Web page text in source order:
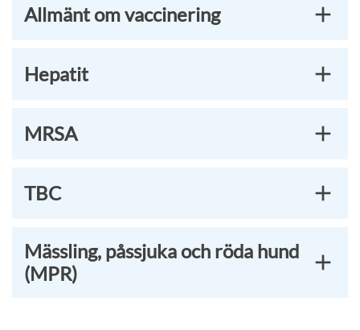
Allmänt om vaccinering
Hepatit
MRSA
TBC
Mässling, påssjuka och röda hund
(MPR)